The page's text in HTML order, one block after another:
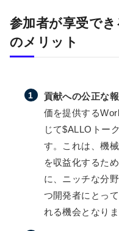
参加者が享受で
のメリット
貢献への公正な
価を提供する
じて$ALLOトー
す。これは、機
を収益化するた
に、ニッチな分
つ開発者にとっ
れる機会となりま